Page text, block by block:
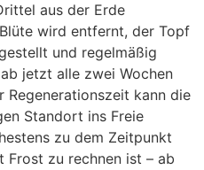
aus der Erde
wird entfernt, der Topf
und regelmäßig
jetzt alle zwei Wochen
Regenerationszeit kann die
Standort ins Freie
zu dem Zeitpunkt
Frost zu rechnen ist – ab